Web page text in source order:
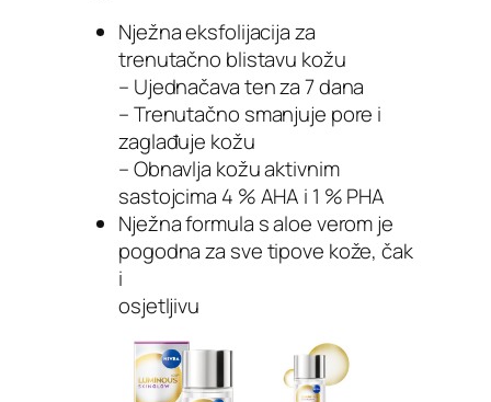
Nježna eksfolijacija za
trenutačno blistavu kožu
– Ujednačava ten za 7 dana
– Trenutačno smanjuje pore i
zaglađuje kožu
– Obnavlja kožu aktivnim
sastojcima 4 % AHA i 1 % PHA
Nježna formula s aloe verom je
pogodna za sve tipove kože, čak
i
osjetljivu